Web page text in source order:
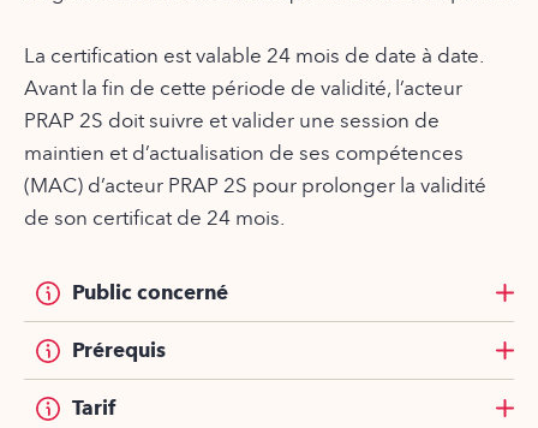
La certification est valable 24 mois de date à date.
Avant la fin de cette période de validité, l’acteur
PRAP 2S doit suivre et valider une session de
maintien et d’actualisation de ses compétences
(MAC) d’acteur PRAP 2S pour prolonger la validité
de son certificat de 24 mois.
Public concerné
Prérequis
Tarif